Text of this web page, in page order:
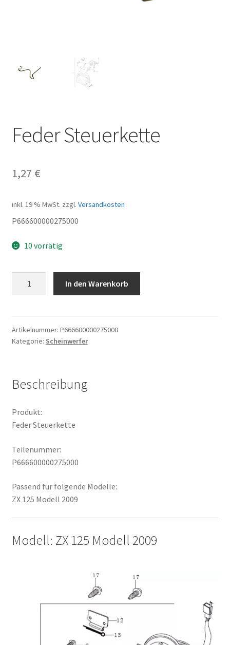
Feder Steuerkette
1,27 €
inkl. 19 % MwSt. zzgl. Versandkosten
P666600000275000
10 vorrätig
In den Warenkorb
Artikelnummer: P666600000275000
Kategorie: Scheinwerfer
Beschreibung
Produkt:
Feder Steuerkette
Teilenummer:
P666600000275000
Passend für folgende Modelle:
ZX 125 Modell 2009
Modell: ZX 125 Modell 2009